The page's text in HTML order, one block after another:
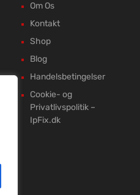
Om Os
Kontakt
Shop
Blog
Handelsbetingelser
Cookie- og
Privatlivspolitik –
IpFix.dk